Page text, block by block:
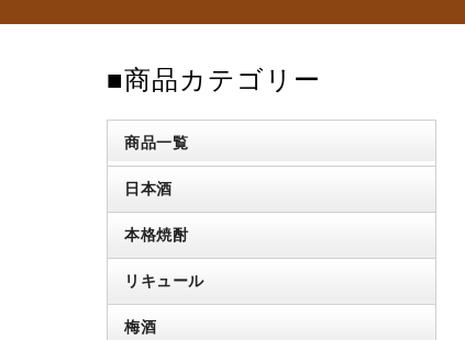
■商品カテゴリー
商品一覧
日本酒
本格焼酎
リキュール
梅酒